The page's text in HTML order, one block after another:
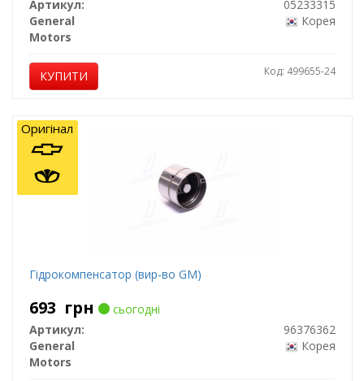
Артикул:
05233315
General
Motors
Корея
КУПИТИ Код: 499655-24
Гідрокомпенсатор (вир-во GM)
693 грн
сьогодні
Артикул:
96376362
General
Motors
Корея
Оригінал